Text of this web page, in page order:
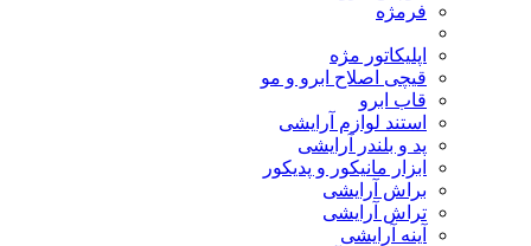
فرمژه
اپلیکاتور مژه
قیچی اصلاح ابرو و مو
قاب ابرو
استند لوازم آرایشی
پد و بلندر آرایشی
ابزار مانیکور و پدیکور
براش آرایشی
تراش آرایشی
آینه آرایشی